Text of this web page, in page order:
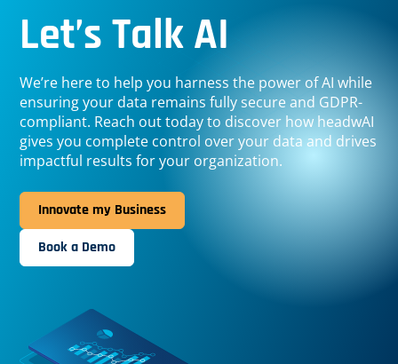
Let’s Talk AI
We’re here to help you harness the power of AI while
ensuring your data remains fully secure and GDPR-
compliant. Reach out today to discover how headwAI
gives you complete control over your data and drives
impactful results for your organization.
Innovate my Business
Book a Demo